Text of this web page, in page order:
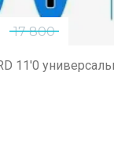
17 800
11'0